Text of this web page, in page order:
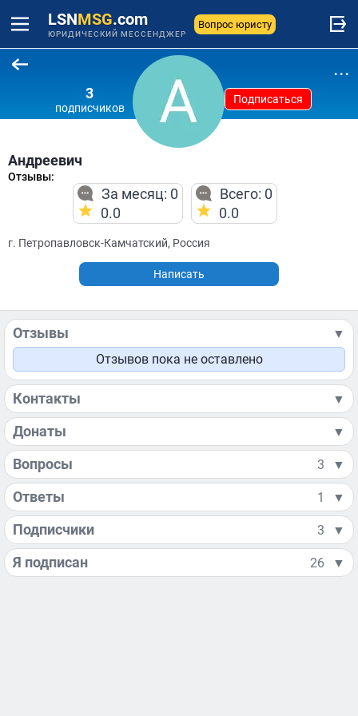
LSNMSG.com
ЮРИДИЧЕСКИЙ МЕССЕНДЖЕР
Вопрос юристу
3
подписчиков
Подписаться
...
Андреевич
Отзывы:
За месяц: 0
0.0
Всего: 0
0.0
г. Петропавловск-Камчатский, Россия
Написать
Отзывы
▼
Отзывов пока не оставлено
Контакты ▼
Донаты ▼
Вопросы 3 ▼
Ответы 1 ▼
Подписчики 3 ▼
Я подписан 26 ▼